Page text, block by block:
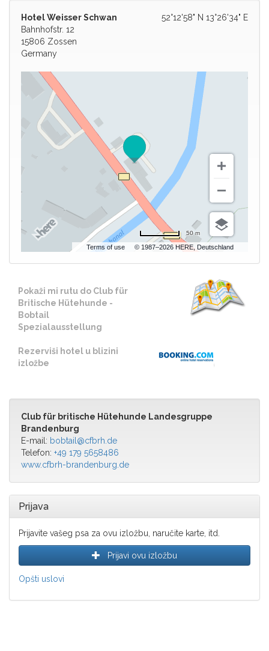
52°12'58" N 13°26'34" E
Hotel Weisser Schwan
Bahnhofstr. 12
15806 Zossen
Germany
Terms of use © 1987–2026 HERE, Deutschland
50 m
Pokaži mi rutu do Club für
Britische Hütehunde -
Bobtail
Spezialausstellung
Rezerviši hotel u blizini
izložbe
Club für britische Hütehunde Landesgruppe
Brandenburg
E-mail: bobtail@cfbrh.de
Telefon: +49 179 5658486
www.cfbrh-brandenburg.de
Prijava
Prijavite vašeg psa za ovu izložbu, naručite karte, itd.
Prijavi ovu izložbu
Opšti uslovi